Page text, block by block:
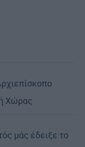
Χώρας
μάς έδειξε το